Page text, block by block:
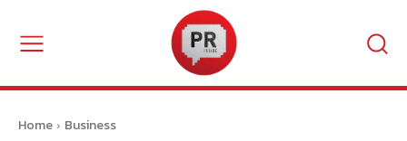
Home Business